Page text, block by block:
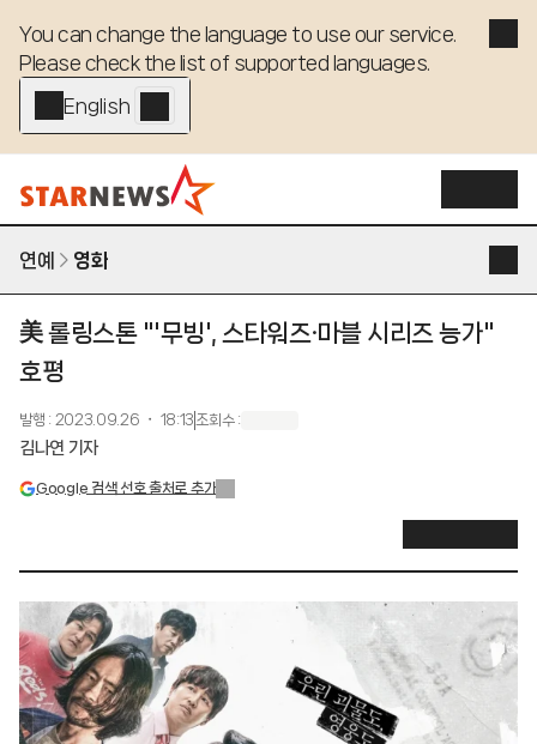
You can change the language to use our service.
Please check the list of supported languages.
English - EN
연예 영화
美 롤링스톤 "'무빙', 스타워즈·마블 시리즈 능가"
호평
발행 : 2023.09.26 ・ 18:13 조회수:
김나연 기자
Google 검색 선호 출처로 추가